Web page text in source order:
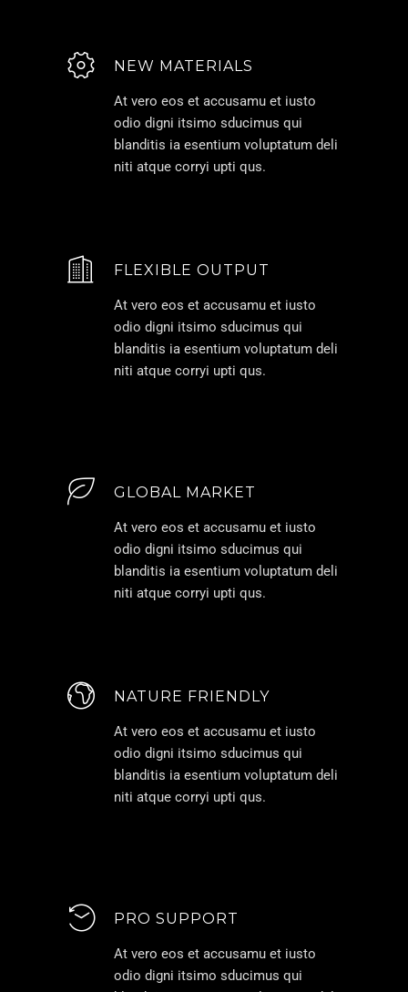
NEW MATERIALS
At vero eos et accusamu et iusto
odio digni itsimo sducimus qui
blanditis ia esentium voluptatum deli
niti atque corryi upti qus.
FLEXIBLE OUTPUT
At vero eos et accusamu et iusto
odio digni itsimo sducimus qui
blanditis ia esentium voluptatum deli
niti atque corryi upti qus.
GLOBAL MARKET
At vero eos et accusamu et iusto
odio digni itsimo sducimus qui
blanditis ia esentium voluptatum deli
niti atque corryi upti qus.
NATURE FRIENDLY
At vero eos et accusamu et iusto
odio digni itsimo sducimus qui
blanditis ia esentium voluptatum deli
niti atque corryi upti qus.
PRO SUPPORT
At vero eos et accusamu et iusto
odio digni itsimo sducimus qui